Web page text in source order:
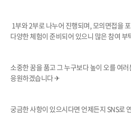
1부와 2부로 나누어 진행되며, 모의면접을
다양한 체험이 준비되어 있으니 많은 참여
소중한 꿈을 품고 그 누구보다 높이 오를 여
응원하겠습니다 ✈
궁금한 사항이 있으시다면 언제든지 SNS로